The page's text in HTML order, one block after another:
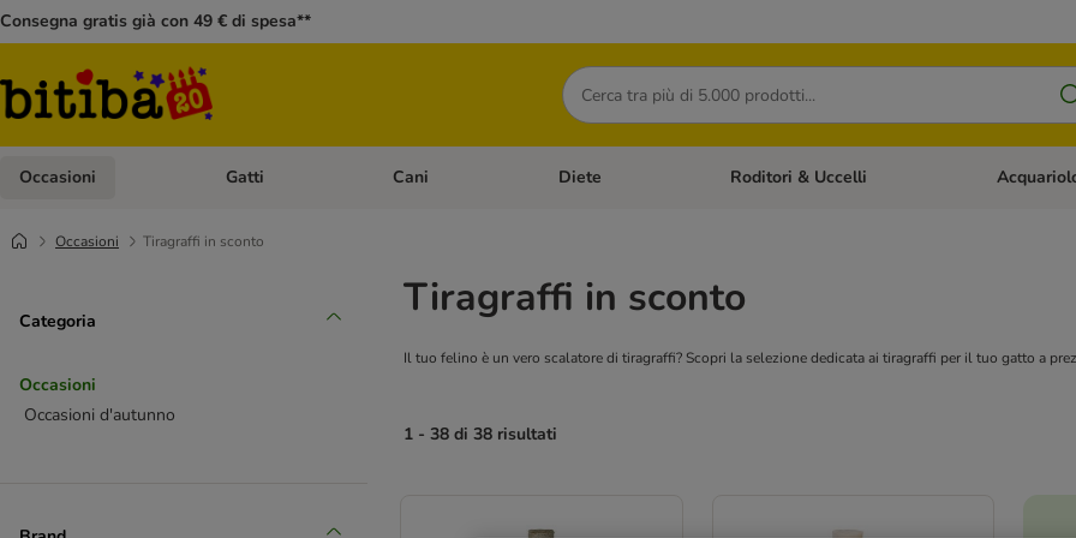
Consegna gratis già con 49 € di spesa**
Cerca
Occasioni Apri Menù Categoria: Occasioni
Gatti Apri Menù Categoria: Gatti
Cani Apri Menù Categoria: Cani
Diete Apri Menù Categoria: Diete
Roditori & Uccelli Apri Menù
Occasioni Tiragraffi in sconto
Categoria
Occasioni
Occasioni d'autunno
Tiragraffi in sconto
Il tuo felino è un vero scalatore di tiragraffi? Scopri la selezione dedicata ai tiragraffi per il tuo gatto a
1 - 38 di 38 risultati